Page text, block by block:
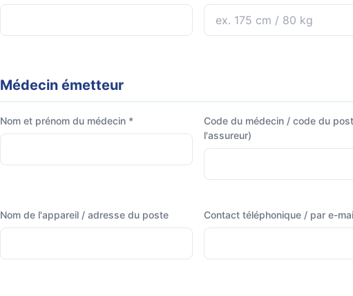
Médecin émetteur
Nom et prénom du médecin *
Code du médecin / code du
l'assureur)
Nom de l'appareil / adresse du poste Contact téléphonique / par e-